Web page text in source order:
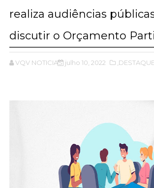
realiza audiências
discutir o Orçamento
VQV NOTICIAS julho 10, 2022 ,DESTAQUE